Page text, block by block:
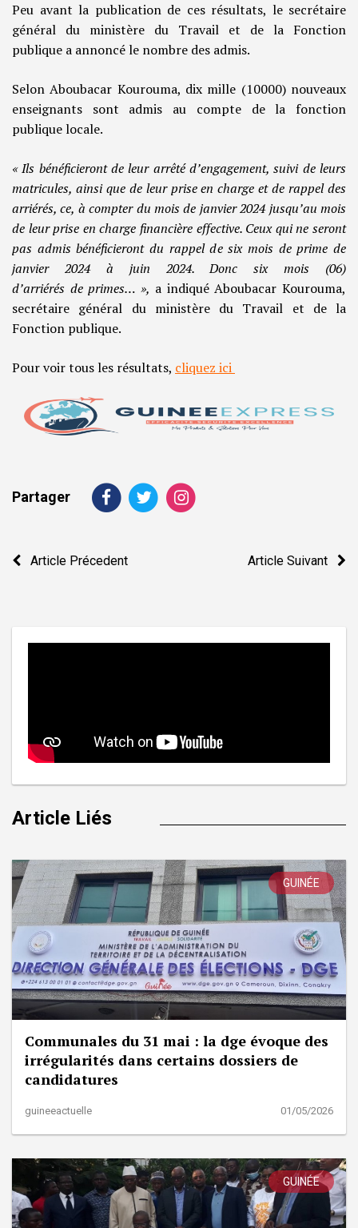
Peu avant la publication de ces résultats, le secrétaire
général du ministère du Travail et de la Fonction
publique a annoncé le nombre des admis.
Selon Aboubacar Kourouma, dix mille (10000) nouveaux
enseignants sont admis au compte de la fonction
publique locale.
« Ils bénéficieront de leur arrêté d’engagement, suivi de leurs
matricules, ainsi que de leur prise en charge et de rappel des
arriérés, ce, à compter du mois de janvier 2024 jusqu’au mois
de leur prise en charge financière effective. Ceux qui ne seront
pas admis bénéficieront du rappel de six mois de prime de
janvier 2024 à juin 2024. Donc six mois (06)
d’arriérés de primes… », a indiqué Aboubacar Kourouma,
secrétaire général du ministère du Travail et de la
Fonction publique.
Pour voir tous les résultats, cliquez ici
Partager
Navigation
Article Précedent Article Suivant
Article Liés
GUINÉE
Communales du 31 mai : la dge évoque des
irrégularités dans certains dossiers de
candidatures
guineeactuelle 01/05/2026
GUINÉE